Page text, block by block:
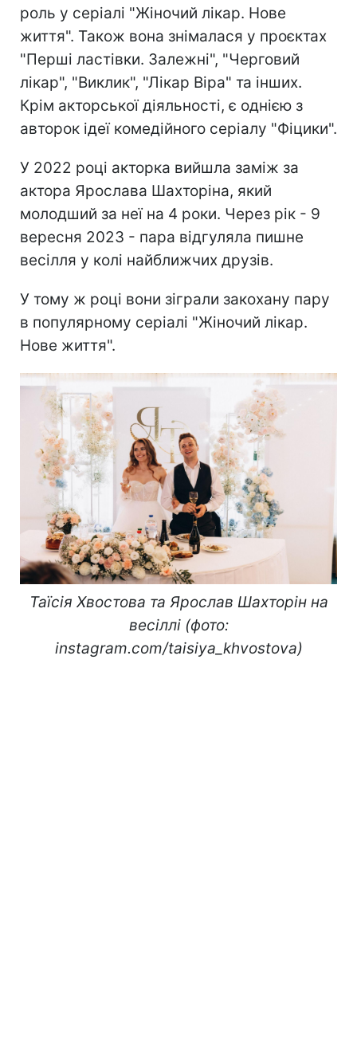
роль у серіалі "Жіночий лікар. Нове
життя". Також вона знімалася у проєктах
"Перші ластівки. Залежні", "Черговий
лікар", "Виклик", "Лікар Віра" та інших.
Крім акторської діяльності, є однією з
авторок ідеї комедійного серіалу "Фіцики".
У 2022 році акторка вийшла заміж за
актора Ярослава Шахторіна, який
молодший за неї на 4 роки. Через рік - 9
вересня 2023 - пара відгуляла пишне
весілля у колі найближчих друзів.
У тому ж році вони зіграли закохану пару
в популярному серіалі "Жіночий лікар.
Нове життя".
Таїсія Хвостова та Ярослав Шахторін на
весіллі (фото:
instagram.com/taisiya_khvostova)